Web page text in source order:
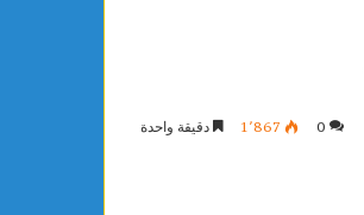
0 1٬867 دقيقة واحدة